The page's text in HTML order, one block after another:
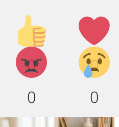
Палец
вверх!
0
Лайк!
0
Агрессия!
0
Грусть
:(
0